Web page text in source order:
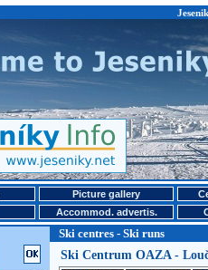
Picture gallery
Accommod. advertis.
Ski centres - Ski runs
Ski Centrum OAZA -